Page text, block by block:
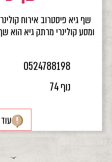
שף גיא פיסטרוב אירוח
ומסע קולינרי מרתק גיא הוא
0524788198
נוף 74